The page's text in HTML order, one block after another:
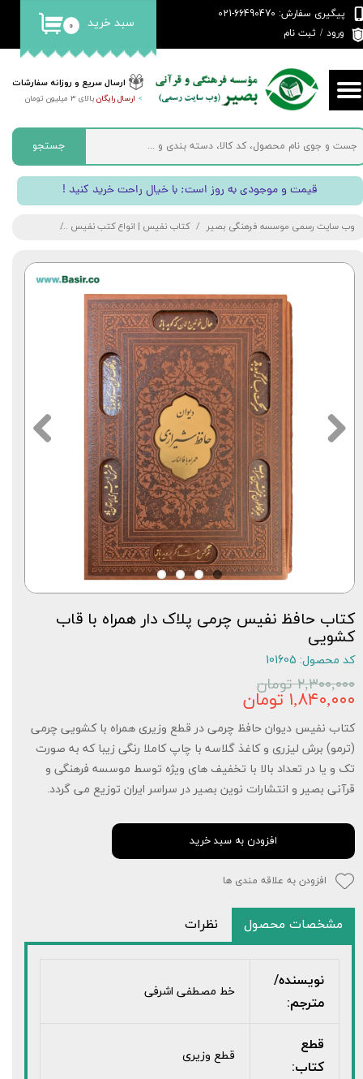
ارسال سریع و روزانه سفارشات
> ارسال رایگانبالای 3 میلیون تومان
پیگیری سفارش: 66490470-021
ورود / ثبت نام
حساب کاربری من
تغییر گذر واژه
سفارشات
خروج از حساب کاربری
۰ سبد خرید
جستجو
! قیمت و موجودی به روز است; با خیال راحت خرید کنید
وب سایت رسمی موسسه فرهنگی بصیر کتاب نفیس | انواع کتب نفیس
کتاب حافظ نفیس چرمی پلاک دار همراه با قاب
کشویی
کد محصول: 101605
۲,۳۰۰,۰۰۰ تومان
۱,۸۴۰,۰۰۰ تومان
کتاب نفیس دیوان حافظ چرمی در قطع وزیری همراه با کشویی چرمی
(ترمو) برش لیزری و کاغذ گلاسه با چاپ کاملا رنگی زیبا که به صورت
تک و یا در تعداد بالا با تخفیف های ویژه توسط موسسه فرهنگی و
قرآنی بصیر و انتشارات نوین بصیر در سراسر ایران توزیع می گردد.
افزودن به سبد خرید
افزودن به علاقه مندی ها
مشخصات محصول نظرات
نویسنده/
مترجم:
خط مصطفی اشرفی
قطع
کتاب:
قطع وزیری